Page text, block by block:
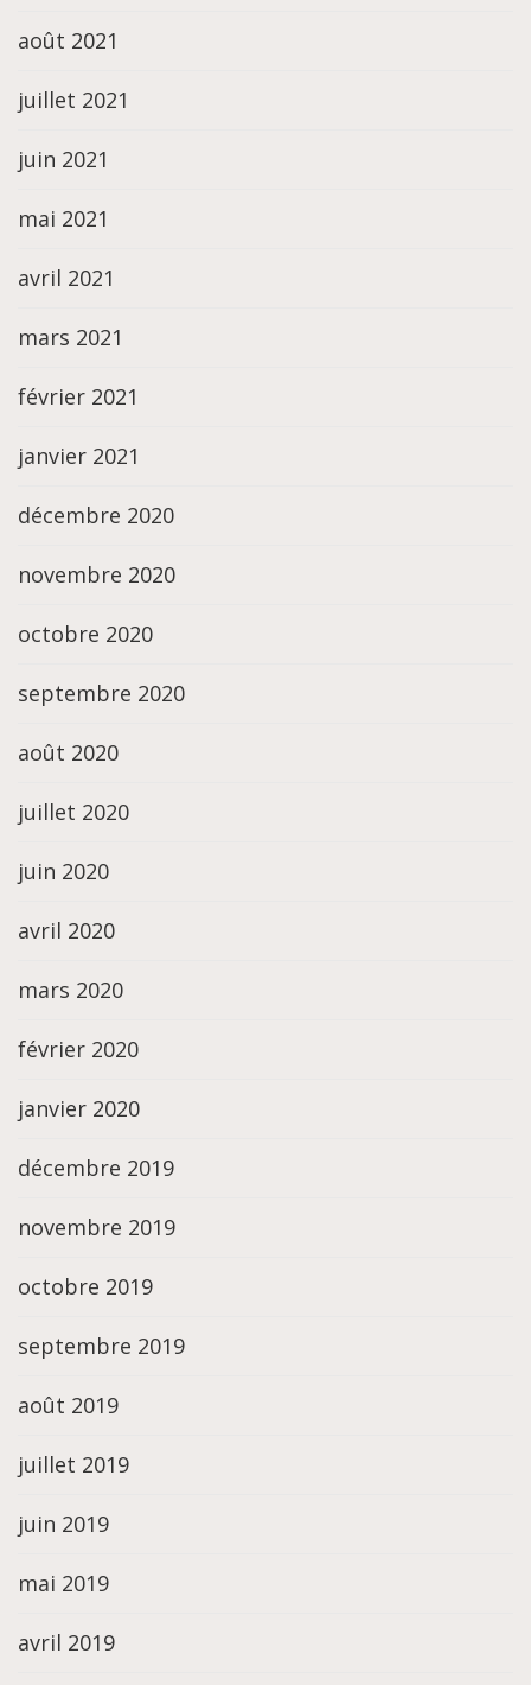
août 2021
juillet 2021
juin 2021
mai 2021
avril 2021
mars 2021
février 2021
janvier 2021
décembre 2020
novembre 2020
octobre 2020
septembre 2020
août 2020
juillet 2020
juin 2020
avril 2020
mars 2020
février 2020
janvier 2020
décembre 2019
novembre 2019
octobre 2019
septembre 2019
août 2019
juillet 2019
juin 2019
mai 2019
avril 2019